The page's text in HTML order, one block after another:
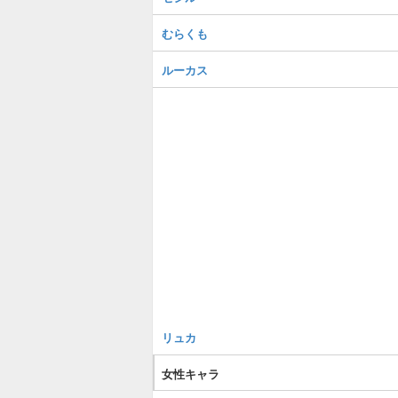
むらくも
ルーカス
リュカ
女性キャラ